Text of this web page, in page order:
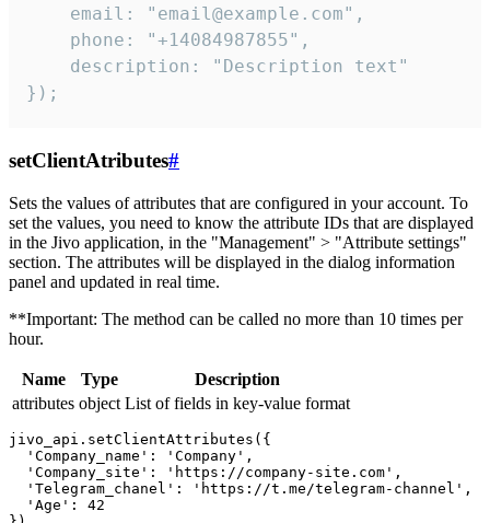
    email: "email@example.com",
    phone: "+14084987855",
    description: "Description text"
});
setClientAtributes#
Sets the values ​​of attributes that are configured in your account. To
set the values, you need to know the attribute IDs that are displayed
in the Jivo application, in the "Management" > "Attribute settings"
section. The attributes will be displayed in the dialog information
panel and updated in real time.
**Important: The method can be called no more than 10 times per
hour.
Name Type
Description
attributes object List of fields in key-value format
jivo_api.setClientAttributes({
  'Company_name': 'Company',
  'Company_site': 'https://company-site.com',
  'Telegram_chanel': 'https://t.me/telegram-channel',
  'Age': 42